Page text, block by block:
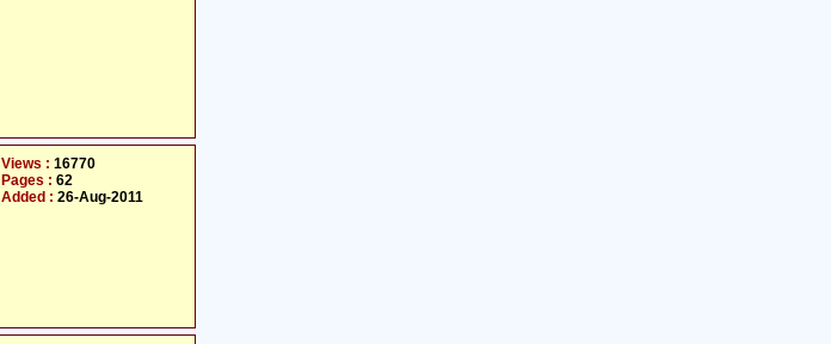
Views : 16770
Pages : 62
Added : 26-Aug-2011